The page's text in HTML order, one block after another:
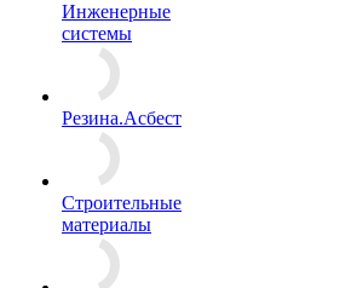
Инженерные
системы
Резина.Асбест
Строительные
материалы